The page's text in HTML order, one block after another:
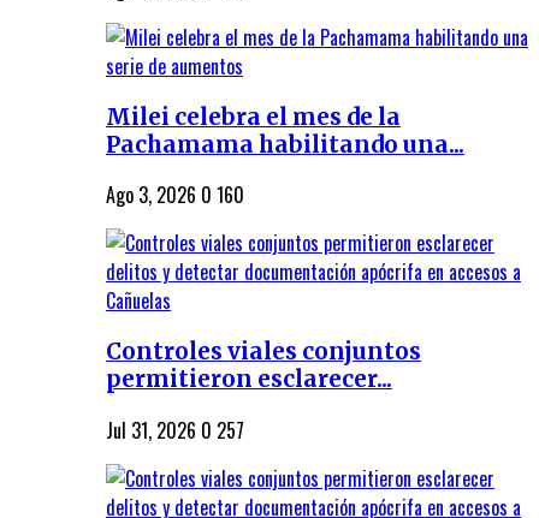
Milei celebra el mes de la
Pachamama habilitando una...
Ago 3, 2026 0 160
Controles viales conjuntos
permitieron esclarecer...
Jul 31, 2026 0 257